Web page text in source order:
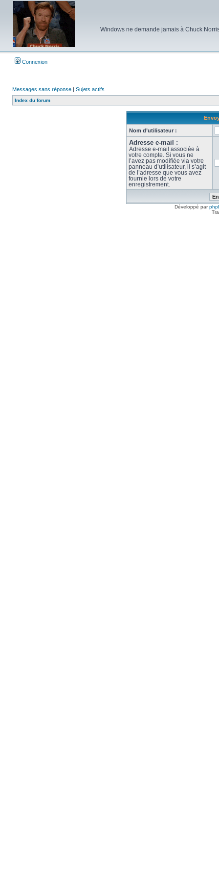
Windows ne demande jamais à Chuck
Connexion
Messages sans réponse | Sujets actifs
Index du forum
Nom d’utilisateur :
Adresse e-mail :
Adresse e-mail associée à
votre compte. Si vous ne
l’avez pas modifiée via votre
panneau d’utilisateur, il s’agit
de l’adresse que vous avez
fournie lors de votre
enregistrement.
Développé par